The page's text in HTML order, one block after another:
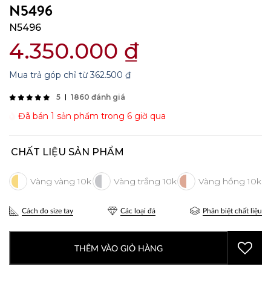
N5496
N5496
4.350.000 ₫
Mua trả góp chỉ từ362.500 ₫
5 1860 đánh giá
Đã bán 1 sản phẩm trong 6 giờ qua
CHẤT LIỆU SẢN PHẨM
Cách đo size tay Các loại đá Phân biệt chất liệu
THÊM VÀO GIỎ HÀNG